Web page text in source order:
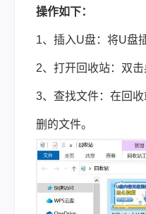
操作如下：
1、插入U盘：将U盘
2、打开回收站：双击
3、查找文件：在回
删的文件。